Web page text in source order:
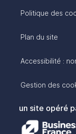
Politique des
Plan du site
Accessibilité :
Gestion des
un site opéré